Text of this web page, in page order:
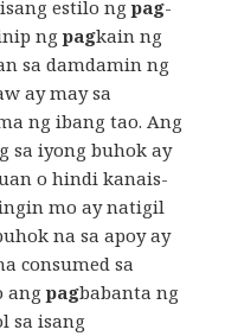
estilo ngpag-
ngpagkain ng
sa damdamin ng
ay may sa
ng ibang tao. Ang
sa iyong buhok ay
o hindi kanais-
mo ay natigil
na sa apoy ay
consumed sa
angpagbabanta ng
sa isang